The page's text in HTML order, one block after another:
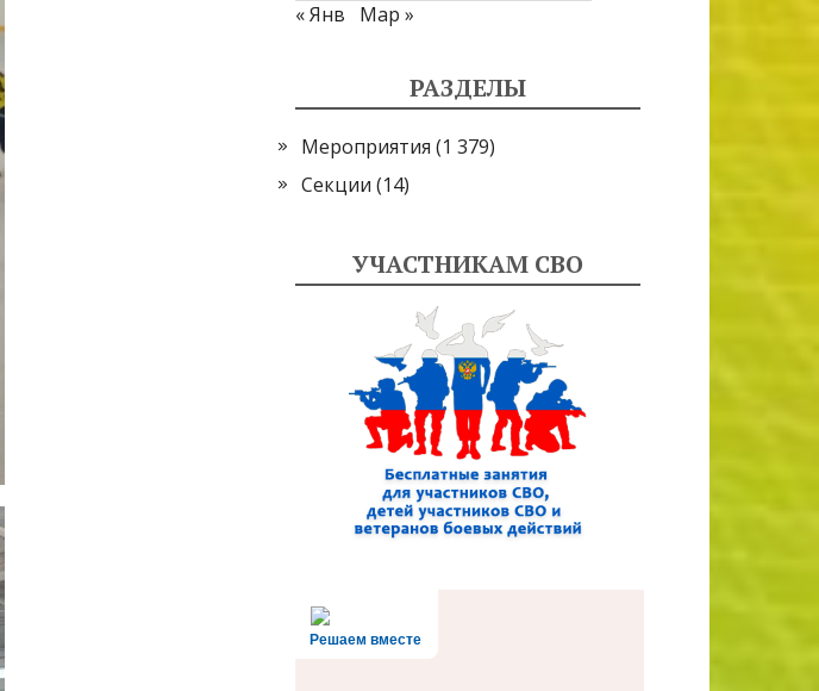
« Янв
Мар »
РАЗДЕЛЫ
Мероприятия (1 379)
Секции (14)
УЧАСТНИКАМ СВО
Решаем вместе